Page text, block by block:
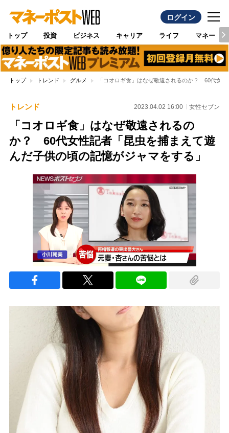
ログイン
トップ 投資 ビジネス キャリア ライフ マネー
トップ トレンド グルメ 「コオロギ食」はなぜ敬遠されるのか？ 60代女
トレンド 2023.04.02 16:00 女性セブン
「コオロギ食」はなぜ敬遠されるの
か？ 60代女性記者「昆虫を捕まえて遊
んだ子供の頃の記憶がジャマをする」